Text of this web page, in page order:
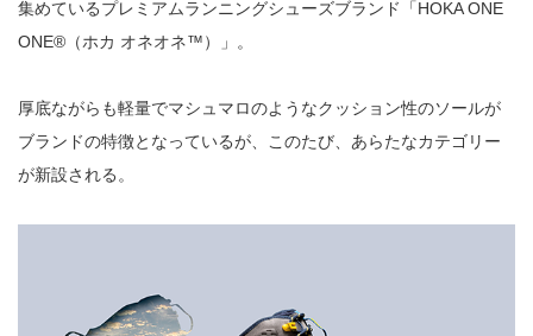
集めているプレミアムランニングシューズブランド「HOKA ONE
ONE®（ホカ オネオネ™）」。
厚底ながらも軽量でマシュマロのようなクッション性のソールが
ブランドの特徴となっているが、このたび、あらたなカテゴリー
が新設される。